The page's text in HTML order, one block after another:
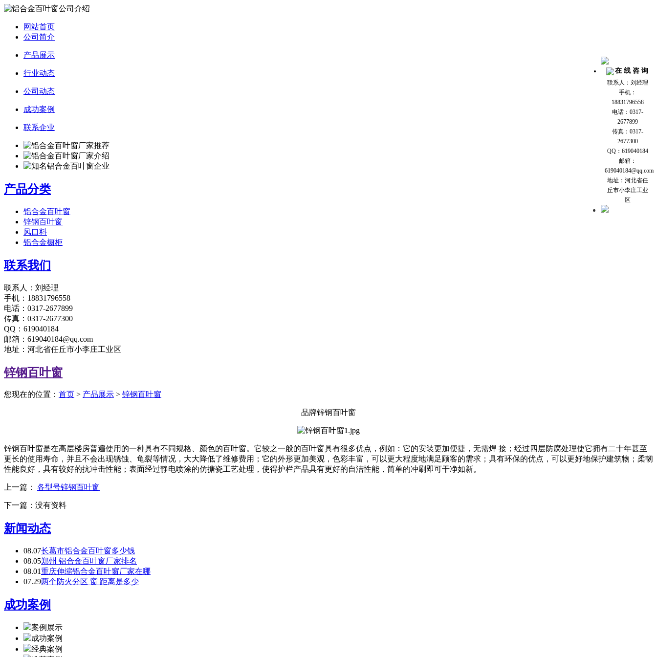
网站首页
公司简介
产品展示
行业动态
公司动态
成功案例
联系企业
产品分类
铝合金百叶窗
锌钢百叶窗
风口料
铝合金橱柜
联系我们
联系人：刘经理
手机：18831796558
电话：0317-2677899
传真：0317-2677300
QQ：619040184
邮箱：619040184@qq.com
地址：河北省任丘市小李庄工业区
锌钢百叶窗
您现在的位置： 首页 > 产品展示 > 锌钢百叶窗
品牌锌钢百叶窗
锌钢百叶窗是在高层楼房普遍使用的一种具有不同规格、颜色的百叶窗。它较之一般的百叶窗具有很多优点，例如：它的安装更加便捷，无需焊 接；经过四层防腐处理使它拥有二十年甚至
更长的使用寿命，并且不会出现锈蚀、龟裂等情况，大大降低了维修费用；它的外形更加美观，色彩丰富，可以更大程度地满足顾客的需求；具有环保的优点，可以更好地保护建筑物；柔韧
性能良好，具有较好的抗冲击性能；表面经过静电喷涂的仿搪瓷工艺处理，使得护栏产品具有更好的自洁性能，简单的冲刷即可干净如新。
上一篇： 各型号锌钢百叶窗
下一篇： 没有资料
新闻动态
08.07长葛市铝合金百叶窗多少钱
08.05郑州 铝合金百叶窗厂家排名
08.01重庆伸缩铝合金百叶窗厂家在哪
07.29两个防火分区 窗 距离是多少
成功案例
案例展示
成功案例
经典案例
在 线 咨 询
联系人：刘经理
手机：
18831796558
电话：0317-
2677899
传真：0317-
2677300
QQ：619040184
邮箱：
619040184@qq.com
地址：河北省任
丘市小李庄工业
区